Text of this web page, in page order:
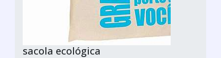
sacola ecológica